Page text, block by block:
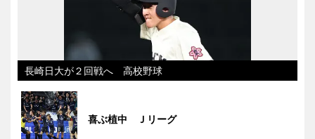
長崎日大が２回戦へ 高校野球
喜ぶ植中 Ｊリーグ